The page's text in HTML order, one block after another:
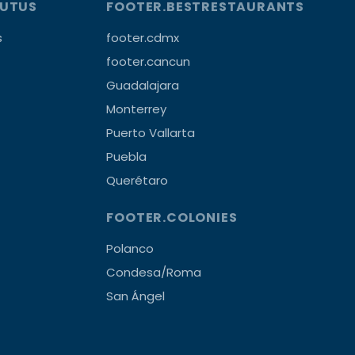
FOOTER.BESTRESTAURANTS
footer.cdmx
footer.cancun
Guadalajara
Monterrey
Puerto Vallarta
Puebla
Querétaro
FOOTER.COLONIES
Polanco
Condesa/Roma
San Ángel